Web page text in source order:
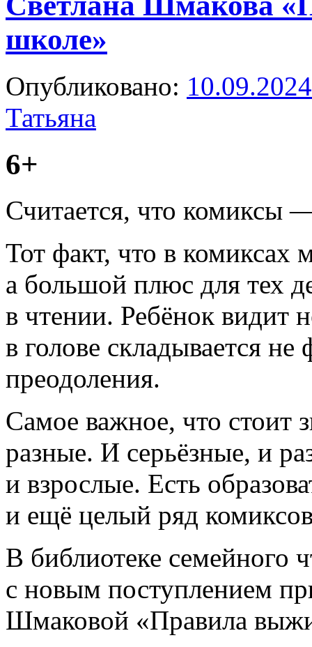
школе»
Опубликовано: 10.09.2024
Татьяна
6+
Считается, что комиксы
Тот факт, что в
а большой плюс для тех
в чтении. Ребёнок видит
в голове складывается
преодоления.
Самое важное, что стоит
разные. И серьёзные, и
и взрослые. Есть
и ещё целый ряд
В библиотеке семейного
с новым поступлением
Шмаковой «Правила